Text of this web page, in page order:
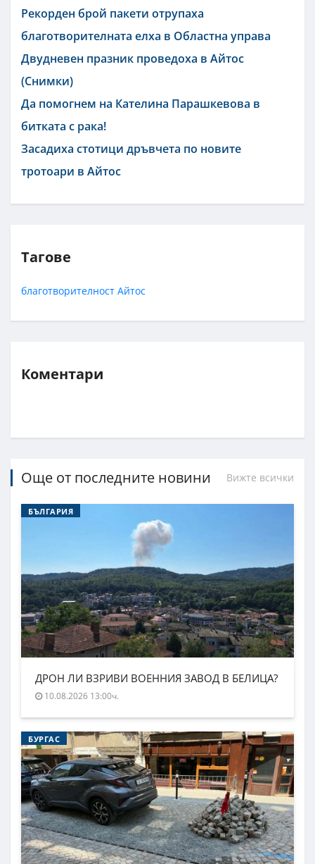
Рекорден брой пакети отрупаха
благотворителната елха в Областна управа
Двудневен празник проведоха в Айтос
(Снимки)
Да помогнем на Кателина Парашкевова в
битката с рака!
Засадиха стотици дръвчета по новите
тротоари в Айтос
Тагове
благотворителност Айтос
Коментари
Още от последните новини Вижте всички
БЪЛГАРИЯ
ДРОН ЛИ ВЗРИВИ ВОЕННИЯ ЗАВОД В БЕЛИЦА?
10.08.2026 13:00ч.
БУРГАС